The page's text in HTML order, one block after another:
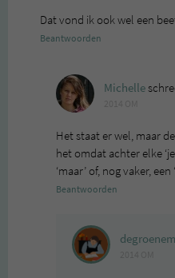
Dat vond ik ook wel een
Beantwoorden
Michelle
Het staat er wel, maar
het omdat achter elke
‘maar’ of, nog vaker, een
Beantwoorden